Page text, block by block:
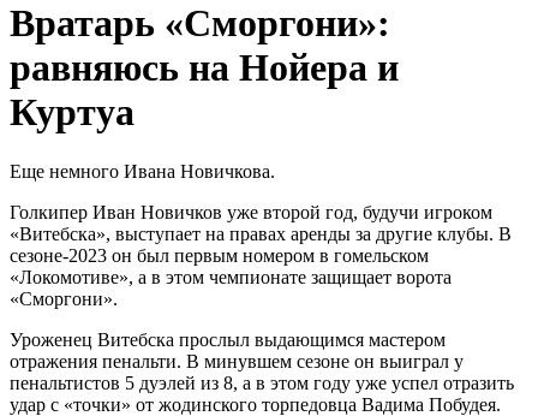
Вратарь «Сморгони»:
равняюсь на Нойера и
Куртуа
Еще немного Ивана Новичкова.
Голкипер Иван Новичков уже второй год, будучи игроком
«Витебска», выступает на правах аренды за другие клубы. В
сезоне-2023 он был первым номером в гомельском
«Локомотиве», а в этом чемпионате защищает ворота
«Сморгони».
Уроженец Витебска прослыл выдающимся мастером
отражения пенальти. В минувшем сезоне он выиграл у
пенальтистов 5 дуэлей из 8, а в этом году уже успел отразить
удар с «точки» от жодинского торпедовца Вадима Побудея.